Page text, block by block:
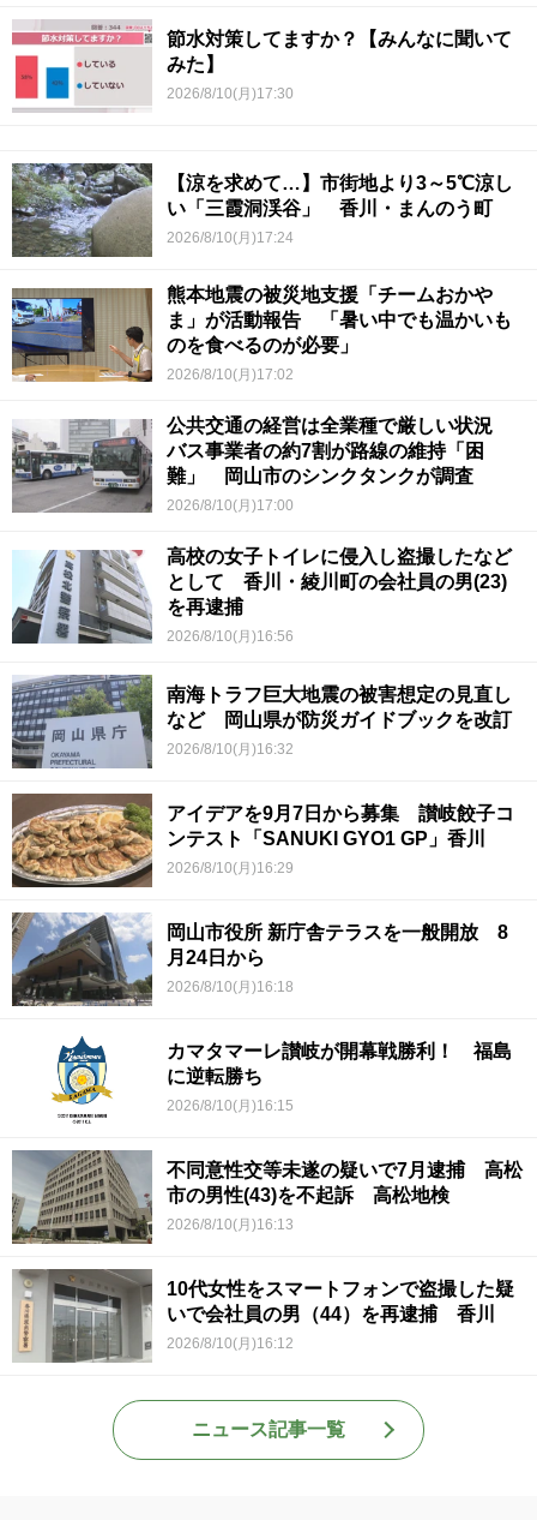
節水対策してますか？【みんなに聞いて
みた】
2026/8/10(月)17:30
【涼を求めて…】市街地より3～5℃涼し
い「三霞洞渓谷」 香川・まんのう町
2026/8/10(月)17:24
熊本地震の被災地支援「チームおかや
ま」が活動報告 「暑い中でも温かいも
のを食べるのが必要」
2026/8/10(月)17:02
公共交通の経営は全業種で厳しい状況
バス事業者の約7割が路線の維持「困
難」 岡山市のシンクタンクが調査
2026/8/10(月)17:00
高校の女子トイレに侵入し盗撮したなど
として 香川・綾川町の会社員の男(23)
を再逮捕
2026/8/10(月)16:56
南海トラフ巨大地震の被害想定の見直し
など 岡山県が防災ガイドブックを改訂
2026/8/10(月)16:32
アイデアを9月7日から募集 讃岐餃子コ
ンテスト「SANUKI GYO1 GP」香川
2026/8/10(月)16:29
岡山市役所 新庁舎テラスを一般開放 8
月24日から
2026/8/10(月)16:18
カマタマーレ讃岐が開幕戦勝利！ 福島
に逆転勝ち
2026/8/10(月)16:15
不同意性交等未遂の疑いで7月逮捕 高松
市の男性(43)を不起訴 高松地検
2026/8/10(月)16:13
10代女性をスマートフォンで盗撮した疑
いで会社員の男（44）を再逮捕 香川
2026/8/10(月)16:12
ニュース記事一覧